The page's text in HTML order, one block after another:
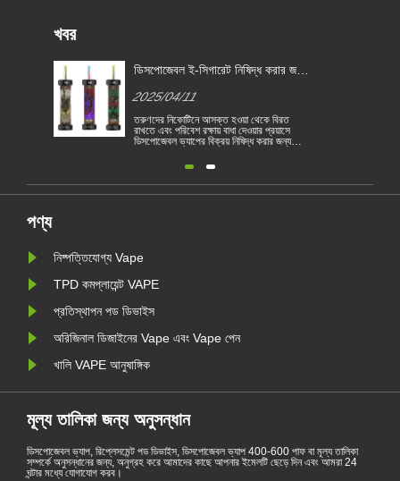
খবর
ডিসপোজেবল ই-সিগারেট নিষিদ্ধ করার জন্য
2025/04/11
তরুণদের নিকোটিনে আসক্ত হওয়া থেকে বিরত
রাখতে এবং পরিবেশ রক্ষায় বাধা দেওয়ার প্রয়াসে
ডিসপোজেবল ভ্যাপের বিক্রয় নিষিদ্ধ করার জন্য
জানুয়ারী থেকে স্বাস্থ্য ও পরিবেশগত ভিত্তিতে
নিষিদ্ধ করা হয়েছে। ইইউ দেশগুলি তামা......
পণ্য
নিষ্পত্তিযোগ্য Vape
TPD কমপ্লায়েন্ট VAPE
প্রতিস্থাপন পড ডিভাইস
অরিজিনাল ডিজাইনের Vape এবং Vape পেন
খালি VAPE আনুষাঙ্গিক
মূল্য তালিকা জন্য অনুসন্ধান
ডিসপোজেবল ভ্যাপ, রিপ্লেসমেন্ট পড ডিভাইস, ডিসপোজেবল ভ্যাপ 400-600 পাফ বা মূল্য তালিকা
সম্পর্কে অনুসন্ধানের জন্য, অনুগ্রহ করে আমাদের কাছে আপনার ইমেলটি ছেড়ে দিন এবং আমরা 24
ঘন্টার মধ্যে যোগাযোগ করব।